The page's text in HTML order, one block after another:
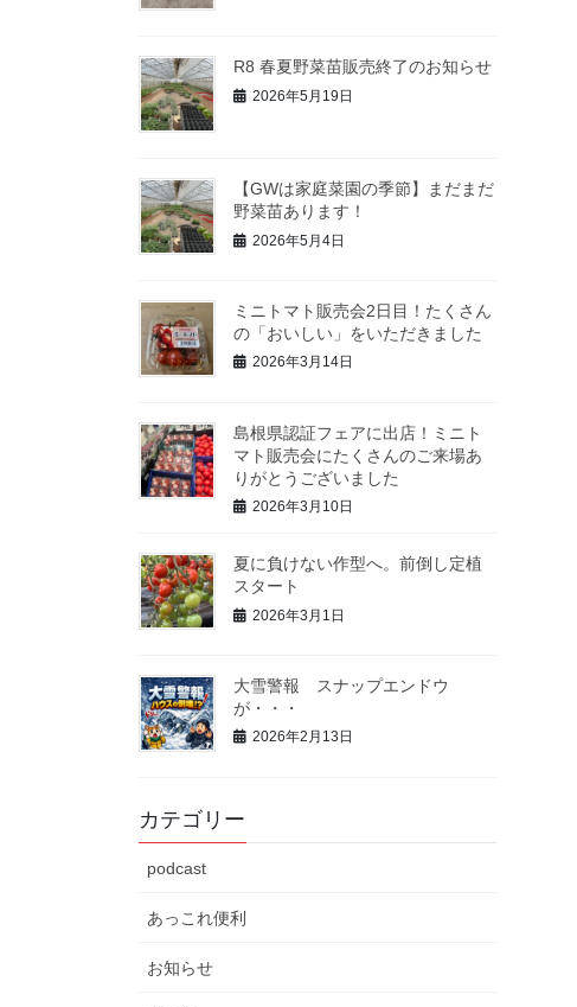
R8 春夏野菜苗販売終了のお知らせ
2026年5月19日
【GWは家庭菜園の季節】まだまだ
野菜苗あります！
2026年5月4日
ミニトマト販売会2日目！たくさん
の「おいしい」をいただきました
2026年3月14日
島根県認証フェアに出店！ミニト
マト販売会にたくさんのご来場あ
りがとうございました
2026年3月10日
夏に負けない作型へ。前倒し定植
スタート
2026年3月1日
大雪警報 スナップエンドウ
が・・・
2026年2月13日
カテゴリー
podcast
あっこれ便利
お知らせ